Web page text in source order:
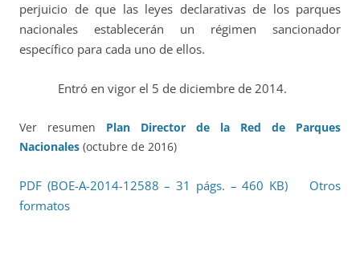
perjuicio de que las leyes declarativas de los parques
nacionales establecerán un régimen sancionador
específico para cada uno de ellos.
Entró en vigor el 5 de diciembre de 2014.
Ver resumen Plan Director de la Red de Parques
Nacionales (octubre de 2016)
PDF (BOE-A-2014-12588 – 31 págs. – 460 KB)
Otros
formatos